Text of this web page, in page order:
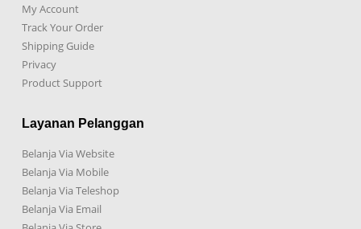
My Account
Track Your Order
Shipping Guide
Privacy
Product Support
Layanan Pelanggan
Belanja Via Website
Belanja Via Mobile
Belanja Via Teleshop
Belanja Via Email